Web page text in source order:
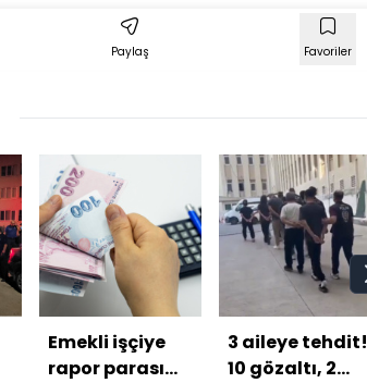
Paylaş Favoriler
Emekli işçiye
rapor parası
3 aileye tehdit!
10 gözaltı, 2